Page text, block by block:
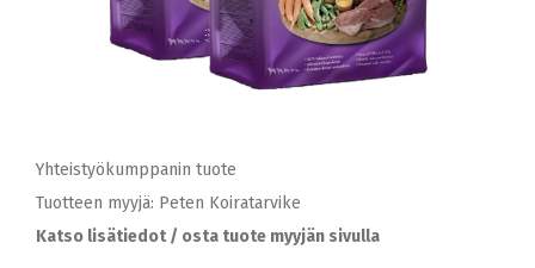
Yhteistyökumppanin tuote
Tuotteen myyjä: Peten Koiratarvike
Katso lisätiedot / osta tuote myyjän sivulla